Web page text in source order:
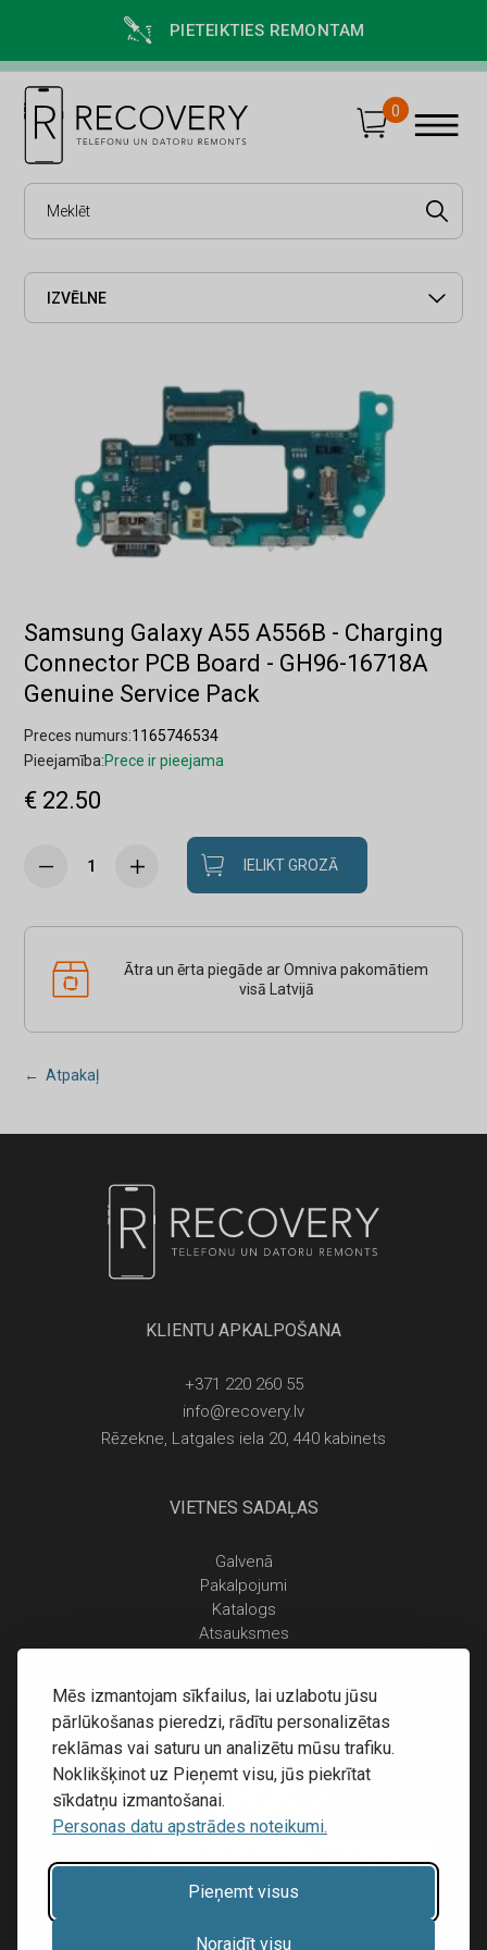
Mēs izmantojam sīkfailus, lai uzlabotu jūsu
pārlūkošanas pieredzi, rādītu personalizētas
reklāmas vai saturu un analizētu mūsu trafiku.
Noklikšķinot uz Pieņemt visu, jūs piekrītat
sīkdatņu izmantošanai.
Personas datu apstrādes noteikumi.
Pieņemt visus
Noraidīt visu
PIETEIKTIES REMONTAM
0
IZVĒLNE
Samsung Galaxy A55 A556B - Charging
Connector PCB Board - GH96-16718A
Genuine Service Pack
Preces numurs:1165746534
Pieejamība:Prece ir pieejama
€ 22.50
IELIKT GROZĀ
Ātra un ērta piegāde ar Omniva pakomātiem
visā Latvijā
← Atpakaļ
KLIENTU APKALPOŠANA
+371 220 260 55
info@recovery.lv
Rēzekne, Latgales iela 20, 440 kabinets
VIETNES SADAĻAS
Galvenā
Pakalpojumi
Katalogs
Atsauksmes
Piegāde un apmaksa
Atgriešanas noteikumi
Mājas lapu izstrāde:Inibrand